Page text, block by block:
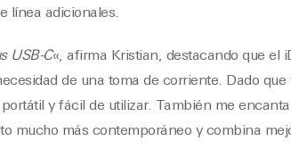
línea adicionales.
USB-C«, afirma Kristian, destacando que el
de una toma de corriente. Dado que
y fácil de utilizar. También me
mucho más contemporáneo y combina